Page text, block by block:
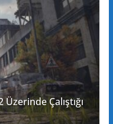
Çalıştığı